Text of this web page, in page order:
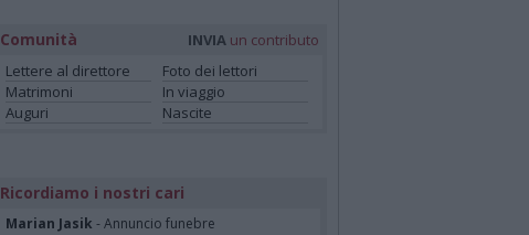
Comunità INVIA un contributo
Lettere al direttore
Foto dei lettori
Matrimoni
In viaggio
Auguri
Nascite
Ricordiamo i nostri cari
Marian Jasik - Annuncio funebre